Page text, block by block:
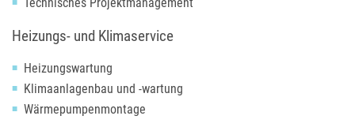
Technisches Projektmanagement
Heizungs- und Klimaservice
Heizungswartung
Klimaanlagenbau und -wartung
Wärmepumpenmontage